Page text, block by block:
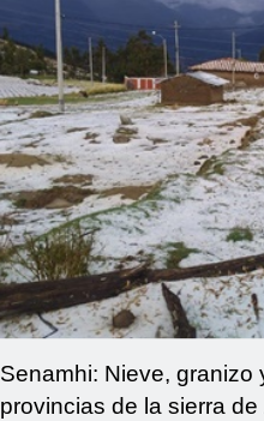
Senamhi: Nieve, granizo
provincias de la sierra